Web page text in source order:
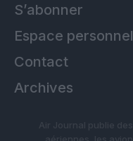
S’abonner
Espace personnel
Contact
Archives